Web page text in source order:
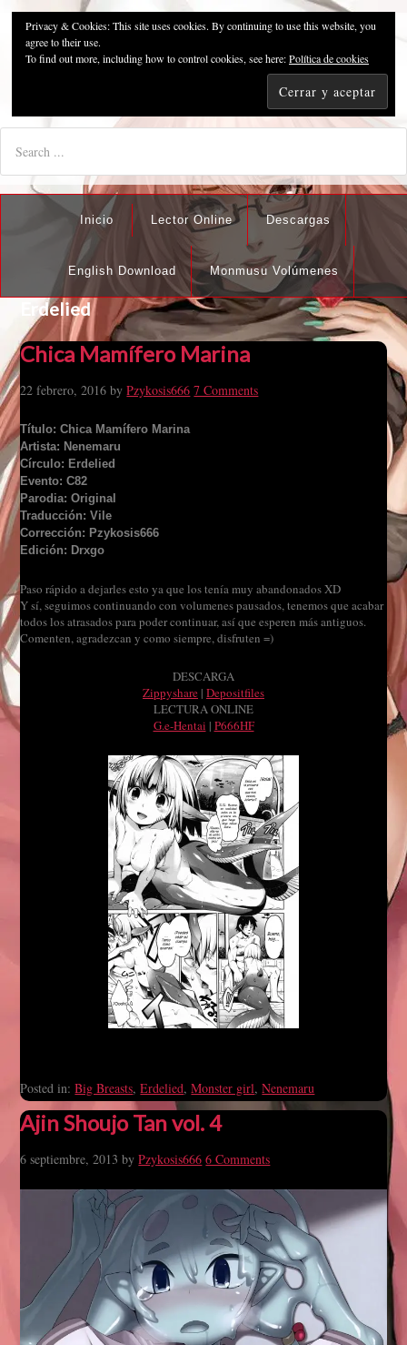
Pzykosis666HFansub
"I'm the best there is at what I do, but what I do best isn't very
Inicio Lector Online Descargas
English Download Monmusu Volúmenes
Erdelied
Chica Mamífero Marina
22 febrero, 2016 byPzykosis666 7 Comments
Título: Chica Mamífero Marina
Artista: Nenemaru
Círculo: Erdelied
Evento: C82
Parodia: Original
Traducción: Vile
Corrección: Pzykosis666
Edición: Drxgo
Paso rápido a dejarles esto ya que los tenía muy abandonados XD
Y sí, seguimos continuando con volumenes pausados, tenemos que acabar
todos los atrasados para poder continuar, así que esperen más antiguos.
Comenten, agradezcan y como siempre, disfruten =)
DESCARGA
Zippyshare | Depositfiles
LECTURA ONLINE
G.e-Hentai | P666HF
Posted in:Big Breasts,Erdelied,Monster girl,Nenemaru
Ajin Shoujo Tan vol. 4
6 septiembre, 2013 byPzykosis666 6 Comments
Privacy & Cookies: This site uses cookies. By continuing to use this website, you
agree to their use.
To find out more, including how to control cookies, see here:Política de cookies